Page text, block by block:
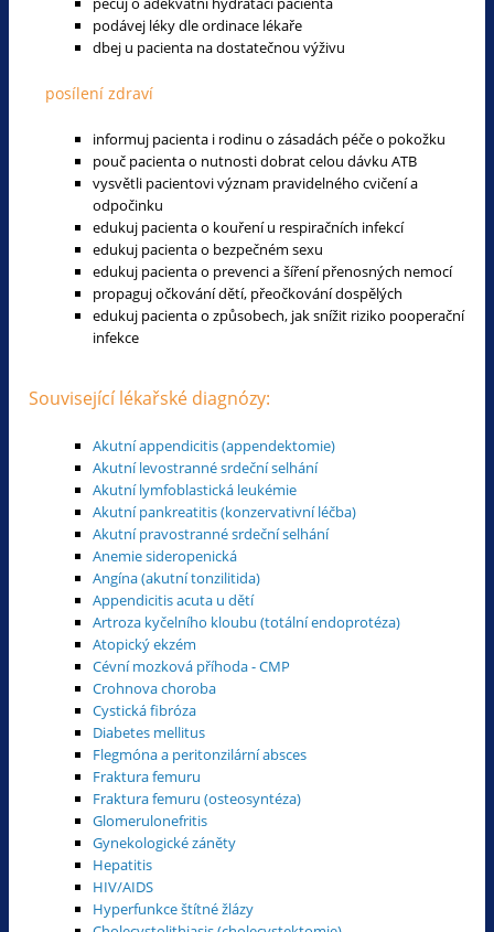
podávej léky dle ordinace lékaře
dbej u pacienta na dostatečnou výživu
posílení zdraví
informuj pacienta i rodinu o zásadách péče o pokožku
pouč pacienta o nutnosti dobrat celou dávku ATB
vysvětli pacientovi význam pravidelného cvičení a
odpočinku
edukuj pacienta o kouření u respiračních infekcí
edukuj pacienta o bezpečném sexu
edukuj pacienta o prevenci a šíření přenosných nemocí
propaguj očkování dětí, přeočkování dospělých
edukuj pacienta o způsobech, jak snížit riziko pooperační
infekce
Související lékařské diagnózy:
Akutní appendicitis (appendektomie)
Akutní levostranné srdeční selhání
Akutní lymfoblastická leukémie
Akutní pankreatitis (konzervativní léčba)
Akutní pravostranné srdeční selhání
Anemie sideropenická
Angína (akutní tonzilitida)
Appendicitis acuta u dětí
Artroza kyčelního kloubu (totální endoprotéza)
Atopický ekzém
Cévní mozková příhoda - CMP
Crohnova choroba
Cystická fibróza
Diabetes mellitus
Flegmóna a peritonzilární absces
Fraktura femuru
Fraktura femuru (osteosyntéza)
Glomerulonefritis
Gynekologické záněty
Hepatitis
HIV/AIDS
Hyperfunkce štítné žlázy